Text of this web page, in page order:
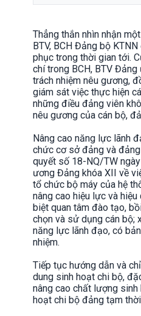
Thẳng thắn nhìn nhận
BTV, BCH Đảng bộ KTNN
phục trong thời gian tới.
chí trong BCH, BTV
trách nhiệm nêu gương,
giám sát việc thực hiện
những điều đảng viên
nêu gương của cán bộ,
Nâng cao năng lực lãnh
chức cơ sở đảng và
quyết số 18-NQ/TW
ương Đảng khóa XII về
tổ chức bộ máy của hệ
nâng cao hiệu lực và
biệt quan tâm đào tạo,
chọn và sử dụng cán bộ;
năng lực lãnh đạo, có
nhiệm.
Tiếp tục hướng dẫn và
dung sinh hoạt chi bộ,
nâng cao chất lượng
hoạt chi bộ đảng tạm